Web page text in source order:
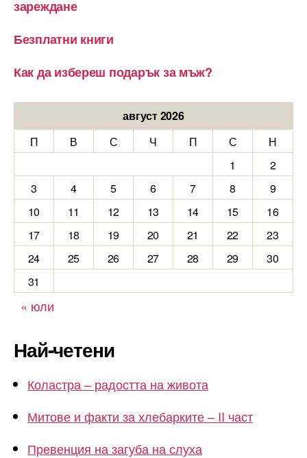
зареждане
Безплатни книги
Как да избереш подарък за мъж?
август 2026
П
В С Ч П С
Н
1
2
3
4 5 6 7 8
9
10
11 12 13 14 15
16
17
18 19 20 21 22
23
24
25 26 27 28 29
30
31
« юли
Най-четени
Коластра – радостта на живота
Митове и факти за хлебарките – II част
Превенция на загуба на слуха